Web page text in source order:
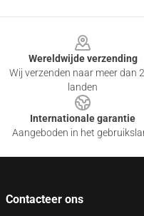
Wereldwijde verzending
Wij verzenden naar meer dan
landen
Internationale garantie
Aangeboden in het
Contacteer ons